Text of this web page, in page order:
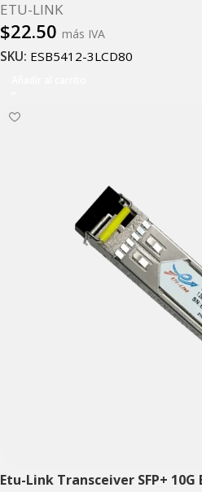
ETU-LINK
$22.50 más IVA
SKU: ESB5412-3LCD80
Etu-Link Transceiver SFP+ 10G